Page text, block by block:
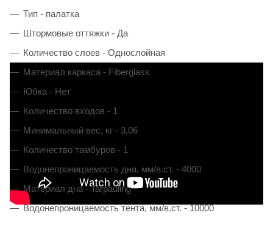
Тип - палатка
Штормовые оттяжки - Да
Количество слоев - Однослойная
Материал каркаса - Fiberglass
Юбка - Нет
Количество входов - 1
Минимальный вес, кг - 3,06
Количество тамбуров - 1
Водонепроницаемость дна, мм/в.ст. - 4000
Материал дна - Tarpauling
Водонепроницаемость тента, мм/в.ст. - 10000